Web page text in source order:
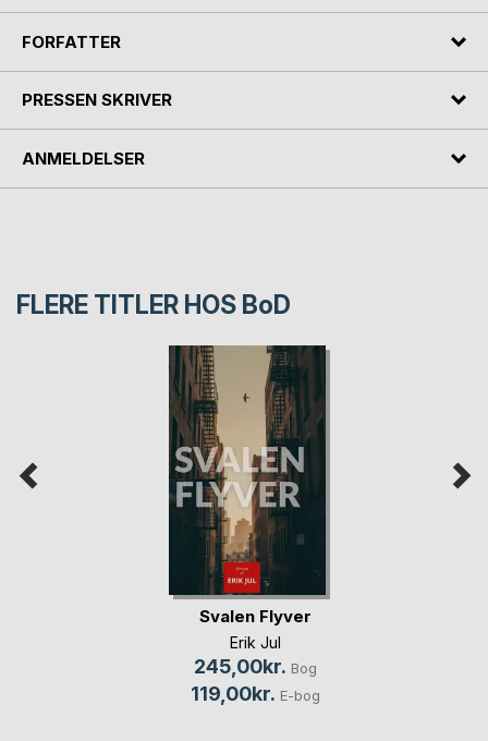
FORFATTER
PRESSEN SKRIVER
ANMELDELSER
FLERE TITLER HOS BoD
Svalen Flyver
Erik Jul
245,00kr. Bog
119,00kr. E-bog